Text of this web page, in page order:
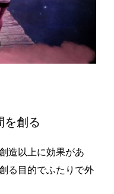
を創る
造以上に効果があ
る目的でふたりで外